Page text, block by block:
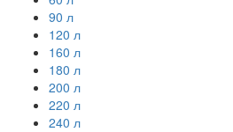
90 л
120 л
160 л
180 л
200 л
220 л
240 л